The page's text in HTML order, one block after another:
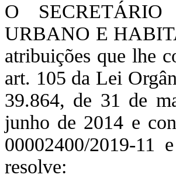
O
URBANO E
atribuições que lhe
art. 105 da Lei
39.864, de 31 de
junho de 2014 e
00002400/2019-11
resolve: